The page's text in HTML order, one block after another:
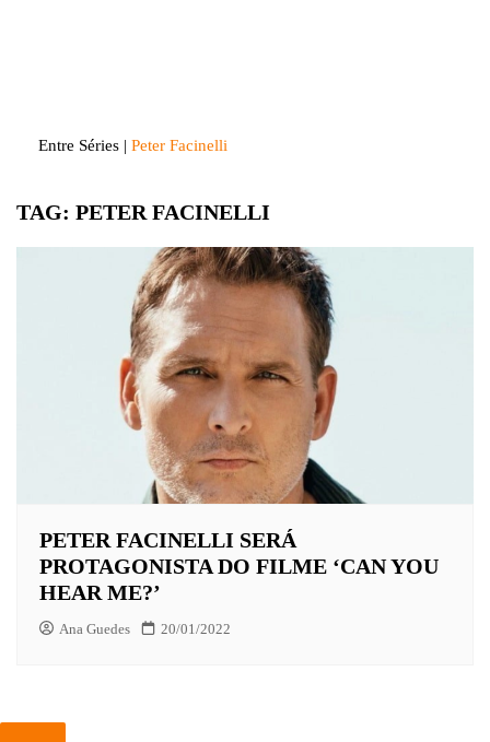
Entre Séries | Peter Facinelli
TAG: PETER FACINELLI
PETER FACINELLI SERÁ
PROTAGONISTA DO FILME ‘CAN YOU
HEAR ME?’
Ana Guedes 20/01/2022